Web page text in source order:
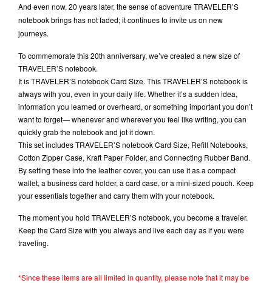
And even now, 20 years later, the sense of adventure TRAVELER’S
notebook brings has not faded; it continues to invite us on new
journeys.
To commemorate this 20th anniversary, we’ve created a new size of
TRAVELER’S notebook.
It is TRAVELER’S notebook Card Size. This TRAVELER’S notebook is
always with you, even in your daily life. Whether it’s a sudden idea,
information you learned or overheard, or something important you don’t
want to forget— whenever and wherever you feel like writing, you can
quickly grab the notebook and jot it down.
This set includes TRAVELER’S notebook Card Size, Refill Notebooks,
Cotton Zipper Case, Kraft Paper Folder, and Connecting Rubber Band.
By setting these into the leather cover, you can use it as a compact
wallet, a business card holder, a card case, or a mini-sized pouch. Keep
your essentials together and carry them with your notebook.
The moment you hold TRAVELER’S notebook, you become a traveler.
Keep the Card Size with you always and live each day as if you were
traveling.
*Since these items are all limited in quantity, please note that it may be